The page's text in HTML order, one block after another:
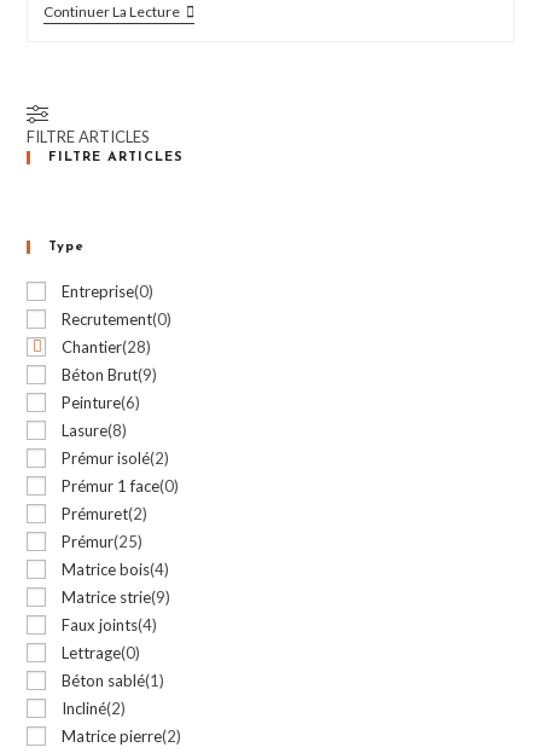
Continuer La LecturePRÉMUR
SABLÉ
FILTRE ARTICLES
FILTRE ARTICLES
Type
Entreprise(0)
Recrutement(0)
Chantier(28)
Béton Brut(9)
Peinture(6)
Lasure(8)
Prémur isolé(2)
Prémur 1 face(0)
Prémuret(2)
Prémur(25)
Matrice bois(4)
Matrice strie(9)
Faux joints(4)
Lettrage(0)
Béton sablé(1)
Incliné(2)
Matrice pierre(2)